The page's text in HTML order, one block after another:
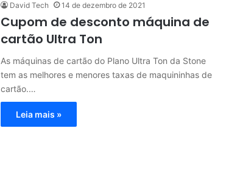
David Tech 14 de dezembro de 2021
Cupom de desconto máquina de
cartão Ultra Ton
As máquinas de cartão do Plano Ultra Ton da Stone
tem as melhores e menores taxas de maquininhas de
cartão.…
Leia mais »